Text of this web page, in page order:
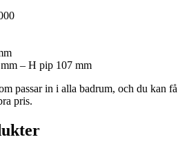
– H pip 107 mm
passar in i alla badrum, och du kan få
pris.